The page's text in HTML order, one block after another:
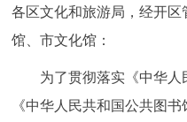
个人服务
中介服务 阳
各区文化和旅游局，经开
馆、市文化馆：
为了贯彻落实《中华人
《中华人民共和国公共图